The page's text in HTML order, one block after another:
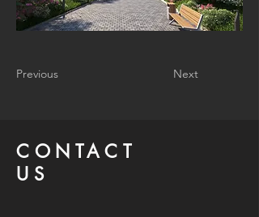
Previous Next
CONTACT
US